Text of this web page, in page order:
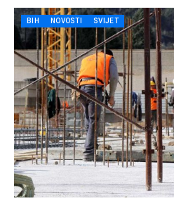
BIH NOVOSTI SVIJET